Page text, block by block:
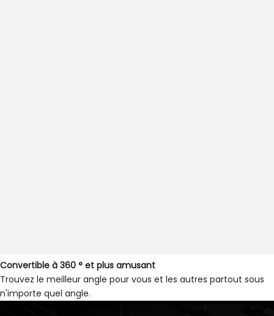
Convertible à 360 ° et plus amusant
Trouvez le meilleur angle pour vous et les autres partout sous
n'importe quel angle.